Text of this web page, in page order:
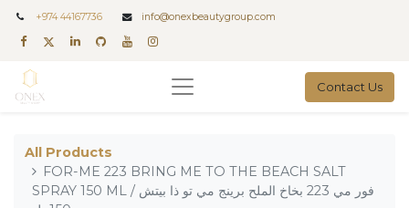
+974 44167736 info@onexbeautygroup.com
Contact Us
All Products
FOR-ME 223 BRING ME TO THE BEACH SALT
SPRAY 150 ML / فور مي 223 بخاخ الملح برينج مي تو ذا بيتش